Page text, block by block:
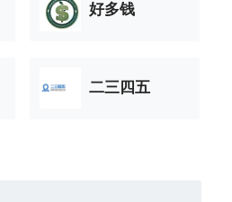
好多钱
二三四五